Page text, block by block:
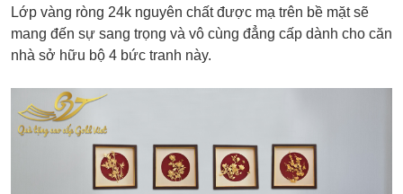
Lớp vàng ròng 24k nguyên chất được mạ trên bề mặt sẽ
mang đến sự sang trọng và vô cùng đẳng cấp dành cho căn
nhà sở hữu bộ 4 bức tranh này.